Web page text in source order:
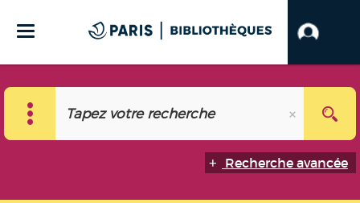
Recherche avancée